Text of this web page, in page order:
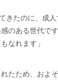
きたのに、成
のある世代で
なれます」
たため、およ